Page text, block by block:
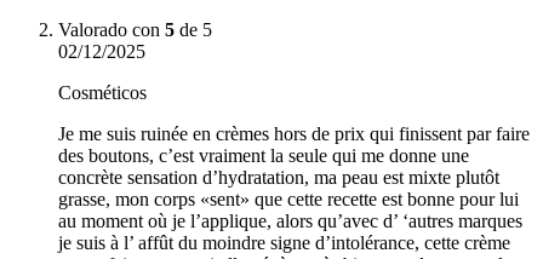
Valorado con 5 de 5
02/12/2025
Cosméticos
Je me suis ruinée en crèmes hors de prix qui finissent par faire
des boutons, c’est vraiment la seule qui me donne une
concrète sensation d’hydratation, ma peau est mixte plutôt
grasse, mon corps «sent» que cette recette est bonne pour lui
au moment où je l’applique, alors qu’avec d’ ‘autres marques
je suis à l’ affût du moindre signe d’intolérance, cette crème